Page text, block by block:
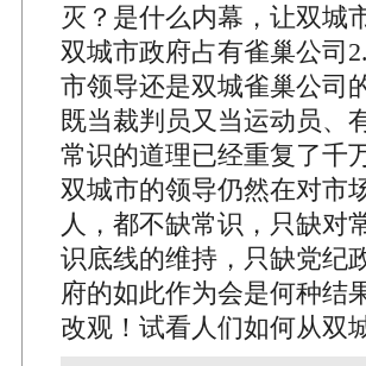
灭？是什么内幕，让双城
双城市政府占有雀巢公司
市领导还是双城雀巢公司
既当裁判员又当运动员、
常识的道理已经重复了千
双城市的领导仍然在对市
人，都不缺常识，只缺对
识底线的维持，只缺党纪
府的如此作为会是何种结
改观！试看人们如何从双